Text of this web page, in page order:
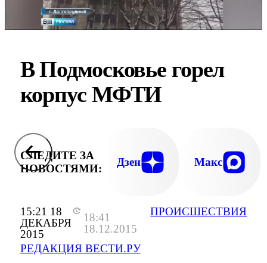
15:21 18
ДЕКАБРЯ
2015
18:41
18.12.2015
РЕДАКЦИЯ ВЕСТИ.РУ
ПРОИСШЕСТВИЯ
В Подмосковье горел
корпус МФТИ
СЛЕДИТЕ ЗА
НОВОСТЯМИ:
Дзен Макс